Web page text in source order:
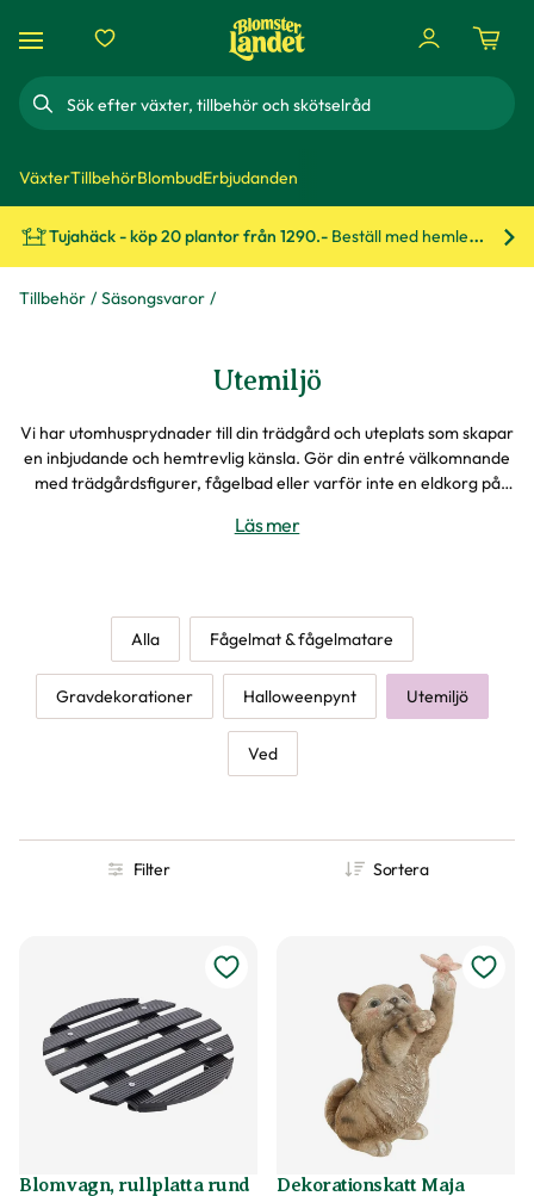
Sök
VäxterTillbehörBlombudErbjudanden
Tujahäck - köp 20 plantor från 1290.- Beställ med hemleverans!
Tillbehör Säsongsvaror
Utemiljö
Vi har utomhusprydnader till din trädgård och uteplats som skapar
en inbjudande och hemtrevlig känsla. Gör din entré välkomnande
med trädgårdsfigurer, fågelbad eller varför inte en eldkorg på
insektshotell och njut av liv och rörelse i din trädgård.
Läs mer
Alla Fågelmat & fågelmatare
Gravdekorationer Halloweenpynt Utemiljö
Ved
Filter Sortera
Blomvagn, rullplatta rund Dekorationskatt Maja